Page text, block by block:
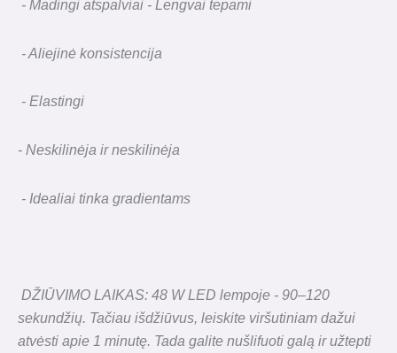
- Madingi atspalviai - Lengvai tepami
- Aliejinė konsistencija
- Elastingi
- Neskilinėja ir neskilinėja
- Idealiai tinka gradientams
DŽIŪVIMO LAIKAS: 48 W LED lempoje - 90–120
sekundžių. Tačiau išdžiūvus, leiskite viršutiniam dažui
atvėsti apie 1 minutę. Tada galite nušlifuoti galą ir užtepti